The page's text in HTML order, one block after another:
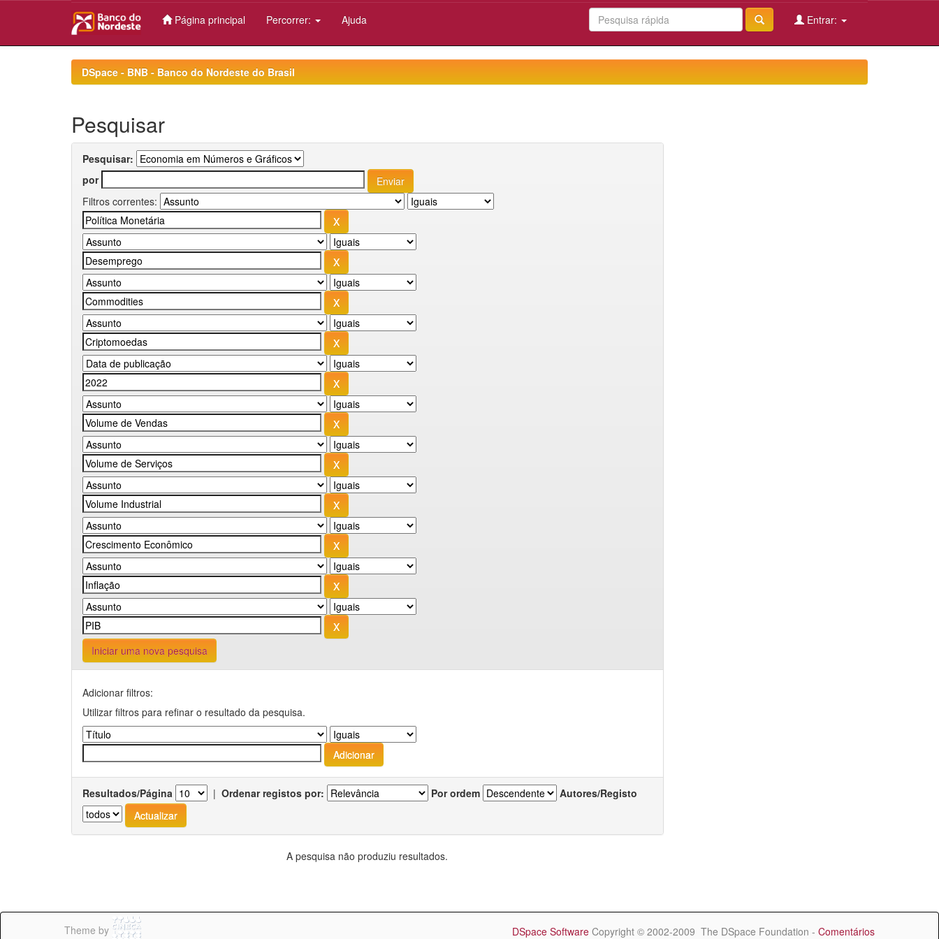
Página principal Percorrer: Ajuda Entrar:
DSpace - BNB - Banco do Nordeste do Brasil
Pesquisar
Pesquisar:
por
Filtros correntes:
Iniciar uma nova pesquisa
Adicionar filtros:
Utilizar filtros para refinar o resultado da pesquisa.
Resultados/Página | Ordenar registos por: Por ordem Autores/Registo
A pesquisa não produziu resultados.
Theme by DSpace Software Copyright © 2002-2009 The DSpace Foundation - Comentários